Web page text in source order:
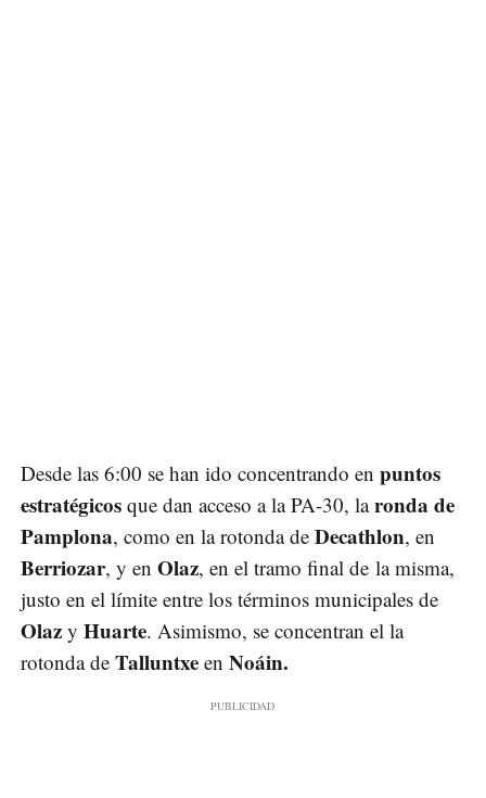
Desde las 6:00 se han ido concentrando en puntos
estratégicos que dan acceso a la PA-30, laronda de
Pamplona, como en la rotonda de Decathlon, en
Berriozar, y en Olaz, en el tramo final de la misma,
justo en el límite entre los términos municipales de
Olaz y Huarte. Asimismo, se concentran el la
rotonda de Talluntxe en Noáin.